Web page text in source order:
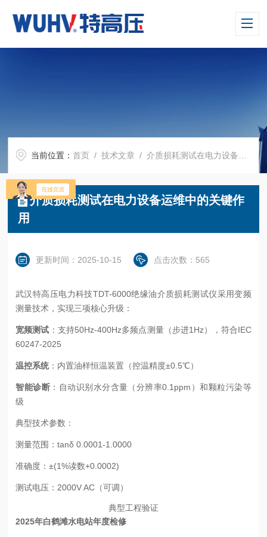
当前位置：首页 /技术文章 / 介质损耗测试在电力设备运维中的关键作用
介质损耗测试在电力设备运维中的关键作
用
更新时间：2025-10-15 点击次数：565
武汉特高压电力科技TDT-6000绝缘油介质损耗测试仪采用变频
测量技术，实现三项核心升级：
宽频测试 ：支持50Hz-400Hz多频点测量（步进1Hz），符合IEC
60247-2025
温控系统：内置油样恒温装置（控温精度±0.5℃）
智能诊断 ：自动识别水分含量（分辨率0.1ppm）和颗粒污染等
级
典型技术参数：
测量范围：tanδ 0.0001-1.0000
准确度：±(1%读数+0.0002)
测试电压：2000V AC（可调）
典型工程验证
2025年白鹤滩水电站年度检修